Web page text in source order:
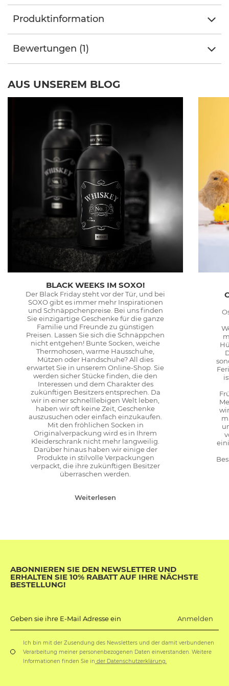
Produktinformation
Bewertungen (1)
AUS UNSEREM BLOG
BLACK WEEKS IM SOXO!
Der Black Friday steht vor der Tür, und bei
SOXO gibt es immer mehr Inspirationen
und Schnäppchenpreise. Bei uns finden
Sie einzigartige Geschenke für die ganze
Familie und Freunde zu günstigen
Preisen. Lassen Sie sich die Schnäppchen
nicht entgehen! Bunte Socken, weiche
Thermohosen, warme Hausschuhe,
Mützen oder Handschuhe? All dies
erwartet Sie in unserem Online-Shop. Sie
werden sicher Stücke finden, die den
Interessen und dem Charakter des
zukünftigen Besitzers entsprechen. Da
wir in einer schnelllebigen Welt leben,
haben wir oft keine Zeit, Geschenke
auszusuchen oder einfach einzukaufen.
Mit den fröhlichen Socken in
Originalverpackung wird es in Ihrem
Kleiderschrank nicht mehr langweilig.
Darüber hinaus haben wir einige der
Produkte in stilvolle Verpackungen
verpackt, die ihre zukünftigen Besitzer
überraschen werden.
Weiterlesen
ABONNIEREN SIE DEN NEWSLETTER UND
ERHALTEN SIE 10% RABATT AUF IHRE NÄCHSTE
BESTELLUNG!
Geben sie ihre E-Mail Adresse ein Anmelden
Ich bin mit der Zusendung des Newsletters und der damit verbundenen
Verarbeitung meiner personenbezogenen Daten einverstanden. Weitere
Informationen finden Sie in der Datenschutzerklärung.